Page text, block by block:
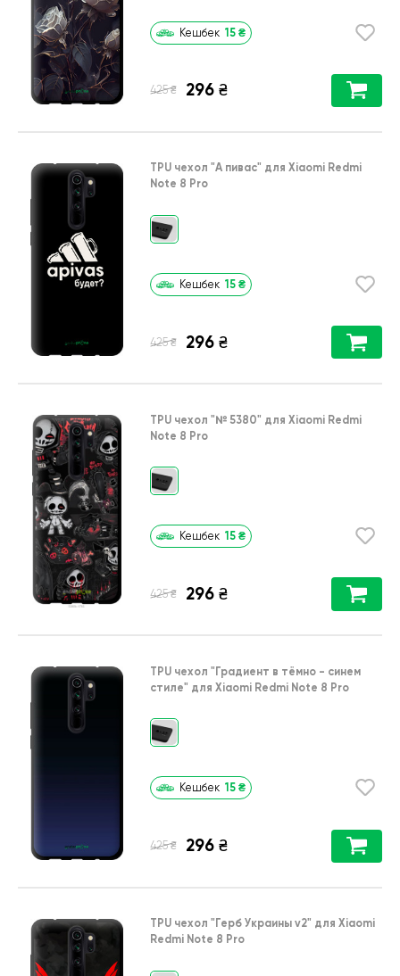
Кешбек 15 ₴
425 ₴ 296 ₴
TPU чехол "А пивас" для Xiaomi Redmi
Note 8 Pro
Кешбек 15 ₴
425 ₴ 296 ₴
TPU чехол "№ 5380" для Xiaomi Redmi
Note 8 Pro
Кешбек 15 ₴
425 ₴ 296 ₴
TPU чехол "Градиент в тёмно - синем
стиле" для Xiaomi Redmi Note 8 Pro
Кешбек 15 ₴
425 ₴ 296 ₴
TPU чехол "Герб Украины v2" для Xiaomi
Redmi Note 8 Pro